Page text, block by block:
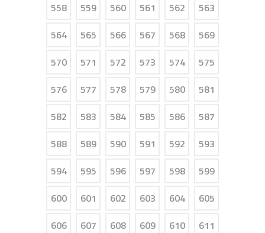
558
559 560 561 562
563
564
565 566 567 568
569
570
571 572 573 574
575
576
577 578 579 580
581
582
583 584 585 586
587
588
589 590 591 592
593
594
595 596 597 598
599
600
601 602 603 604
605
606
607 608 609 610
611